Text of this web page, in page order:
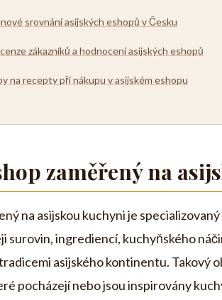
srovnání asijských eshopů v Česku
zákazníků a hodnocení asijských eshopů
na recepty při nákupu v asijském eshopu
zaměřený na
na asijskou kuchyni je
surovin, ingrediencí, kuchyňského
asijského kontinentu. Takový
pocházejí nebo jsou inspirovány